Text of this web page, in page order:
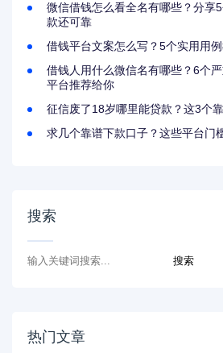
微信借钱怎么看全名有哪些？分享
款还可靠
借钱平台文案怎么写？5个实用用
借钱人用什么微信名有哪些？6个
平台推荐给你
征信废了18岁哪里能贷款？这3个
求几个靠谱下款口子？这些平台门
搜索
热门文章